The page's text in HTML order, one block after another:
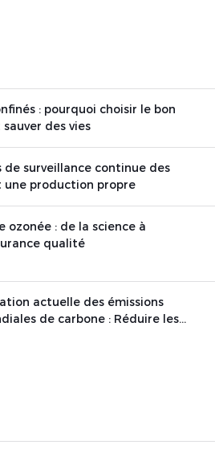
: pourquoi choisir le bon
des vies
de surveillance continue des
une production propre
ozonée : de la science à
qualité
actuelle des émissions
de carbone : Réduire les